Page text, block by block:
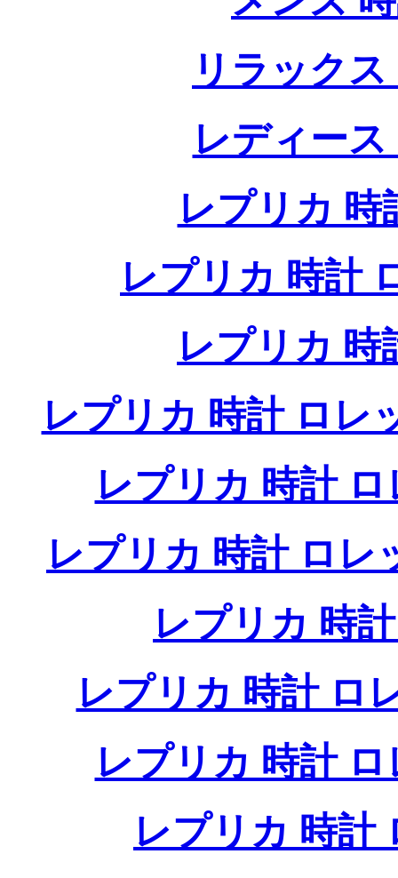
リラック
レディー
レプリカ 時
レプリカ 時計
レプリカ 時
レプリカ 時計 ロレ
レプリカ 時計
レプリカ 時計 ロレ
レプリカ 時
レプリカ 時計 ロ
レプリカ 時計
レプリカ 時計